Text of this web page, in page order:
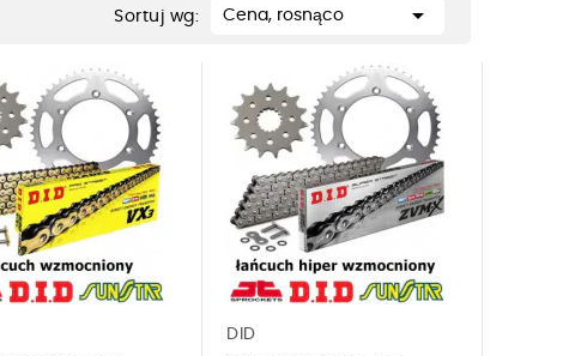
Sortuj wg: Cena, rosnąco 
DID